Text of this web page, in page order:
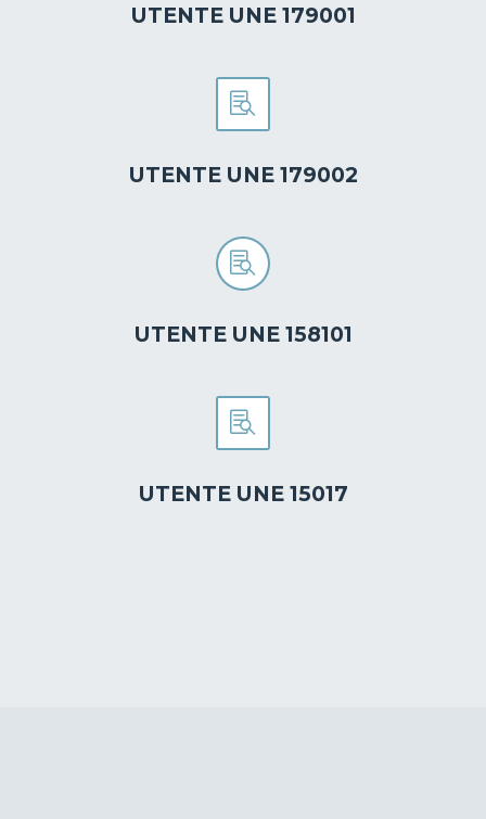
UTENTE UNE 179001


UTENTE UNE 179002


UTENTE UNE 158101


UTENTE UNE 15017